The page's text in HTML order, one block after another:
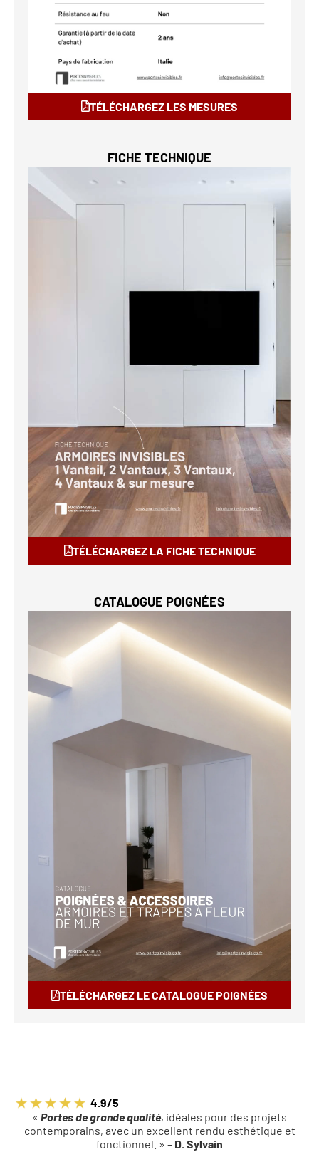
TÉLÉCHARGEZ LES MESURES
FICHE TECHNIQUE
TÉLÉCHARGEZ LA FICHE TECHNIQUE
CATALOGUE POIGNÉES
TÉLÉCHARGEZ LE CATALOGUE POIGNÉES
4.9/5
« Portes de grande qualité, idéales pour des projets
contemporains, avec un excellent rendu esthétique et
fonctionnel. » – D. Sylvain